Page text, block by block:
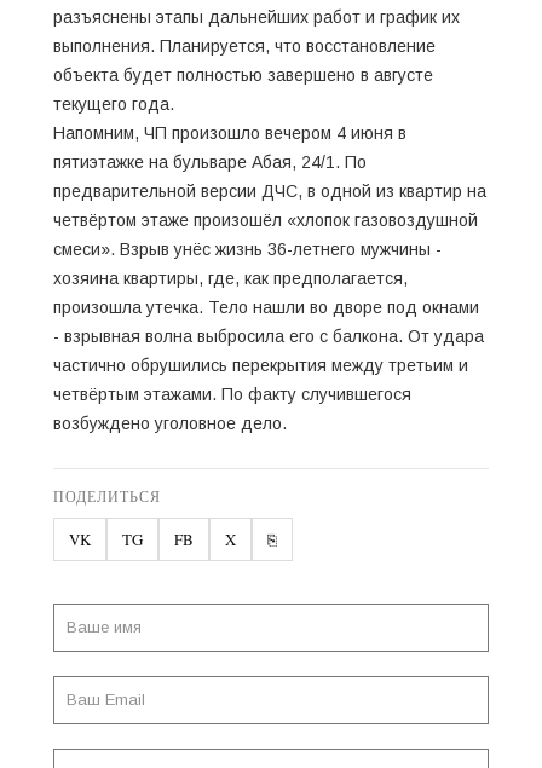
разъяснены этапы дальнейших работ и график их
выполнения. Планируется, что восстановление
объекта будет полностью завершено в августе
текущего года.
Напомним, ЧП произошло вечером 4 июня в
пятиэтажке на бульваре Абая, 24/1. По
предварительной версии ДЧС, в одной из квартир на
четвёртом этаже произошёл «хлопок газовоздушной
смеси». Взрыв унёс жизнь 36-летнего мужчины -
хозяина квартиры, где, как предполагается,
произошла утечка. Тело нашли во дворе под окнами
- взрывная волна выбросила его с балкона. От удара
частично обрушились перекрытия между третьим и
четвёртым этажами. По факту случившегося
возбуждено уголовное дело.
ПОДЕЛИТЬСЯ
VK TG FB X ⎘